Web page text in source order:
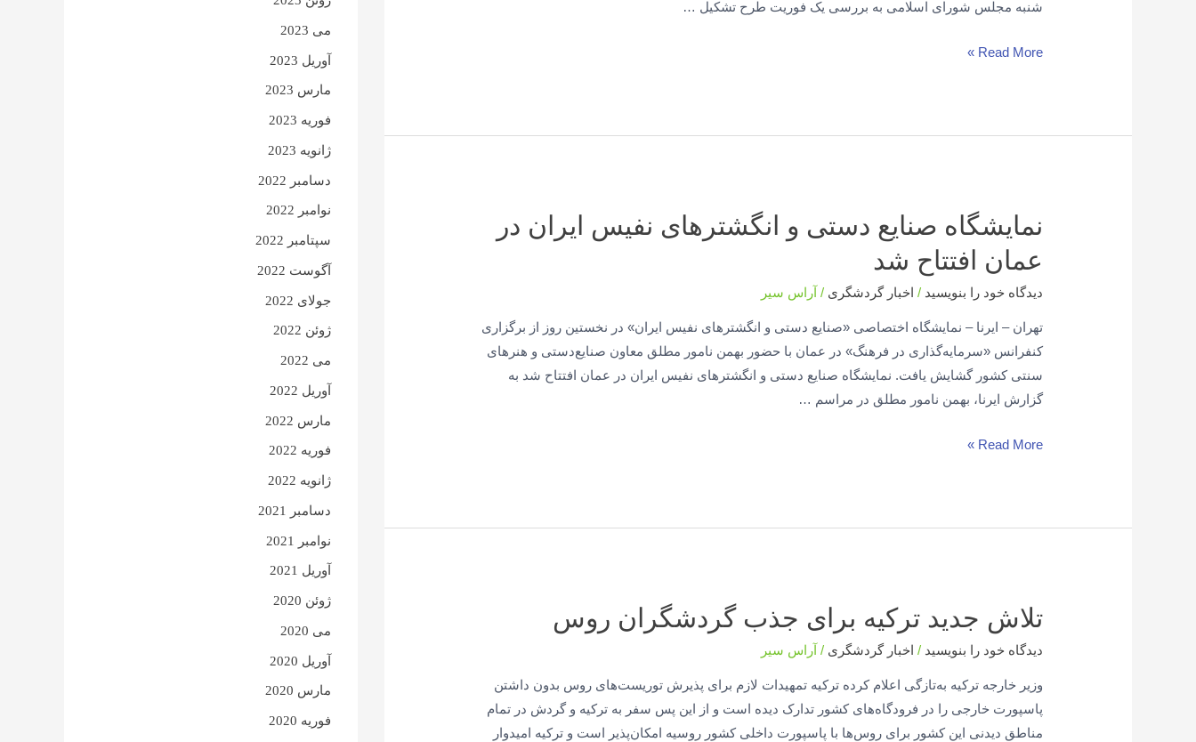
شنبه مجلس شورای اسلامی به بررسی یک فوریت طرح تشکیل …
Read More »
نمایشگاه صنایع‌ دستی و انگشترهای نفیس ایران در
عمان افتتاح شد
دیدگاه‌ خود را بنویسید / اخبار گردشگری / آراس سیر
تهران – ایرنا – نمایشگاه اختصاصی «صنایع‌ دستی و انگشترهای نفیس ایران» در نخستین روز از برگزاری
کنفرانس «سرمایه‌گذاری در فرهنگ‌» در عمان با حضور بهمن نامور‌ مطلق معاون صنایع‌دستی و هنرهای
سنتی کشور گشایش یافت. نمایشگاه صنایع‌ دستی و انگشترهای نفیس ایران در عمان افتتاح شد به
گزارش ایرنا، بهمن نامور‌ مطلق در مراسم …
Read More »
تلاش جدید ترکیه برای جذب گردشگران روس
دیدگاه‌ خود را بنویسید / اخبار گردشگری / آراس سیر
وزیر خارجه ترکیه به‌تازگی اعلام کرده ترکیه تمهیدات لازم برای پذیرش توریست‌های روس بدون داشتن
پاسپورت خارجی را در فرودگاه‌های کشور تدارک دیده است و از این پس سفر به ترکیه و گردش در تمام
مناطق دیدنی این کشور برای روس‌ها با پاسپورت داخلی کشور روسیه امکان‌پذیر است و ترکیه امیدوار
می 2023
آوریل 2023
مارس 2023
فوریه 2023
ژانویه 2023
دسامبر 2022
نوامبر 2022
سپتامبر 2022
آگوست 2022
جولای 2022
ژوئن 2022
می 2022
آوریل 2022
مارس 2022
فوریه 2022
ژانویه 2022
دسامبر 2021
نوامبر 2021
آوریل 2021
ژوئن 2020
می 2020
آوریل 2020
مارس 2020
فوریه 2020